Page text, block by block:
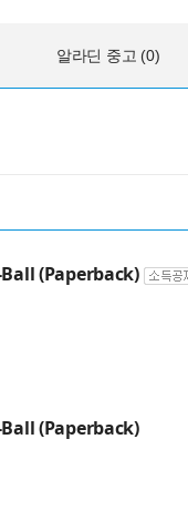
알라딘 중고 (0)
(Paperback)
(Paperback)